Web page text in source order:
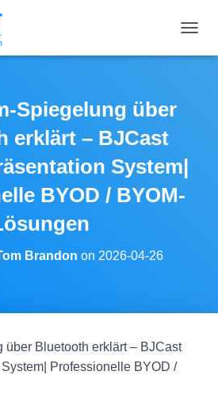
O
Spiegelung über
erklärt – BJCast
System|
BYOD / BYOM-
Brandon on 2026-04-26
über Bluetooth erklärt – BJCast
Professionelle BYOD /